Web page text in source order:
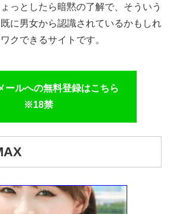
っとしたら暗黙の了解で、そういう
に男女から認識されているかもしれ
クできるサイトです。
ールへの無料登録はこちら
※18禁